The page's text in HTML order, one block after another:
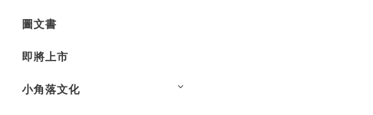
圖文書
即將上市
小角落文化